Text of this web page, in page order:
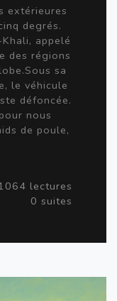
extérieures
degrés.
appelé
des régions
sa
le véhicule
défoncée.
nous
de poule,
lectures
0 suites